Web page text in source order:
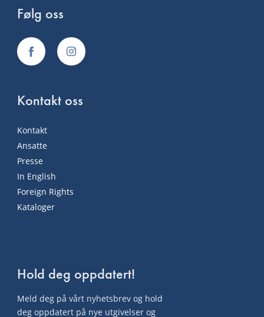
Følg oss
Kontakt oss
Kontakt
Ansatte
Presse
In English
Foreign Rights
Kataloger
Hold deg oppdatert!
Meld deg på vårt nyhetsbrev og hold
deg oppdatert på nye utgivelser og